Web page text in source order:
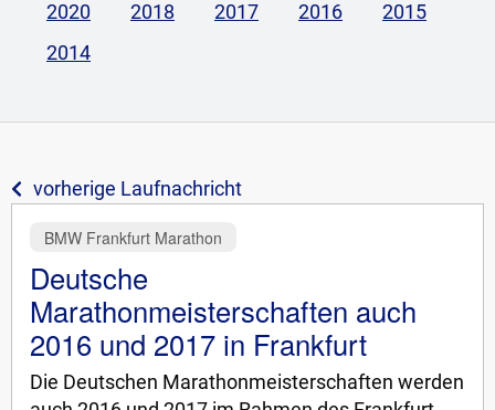
2020 2018 2017 2016
2015
2014
vorherige Laufnachricht
BMW Frankfurt Marathon
Deutsche
Marathonmeisterschaften auch
2016 und 2017 in Frankfurt
Die Deutschen Marathonmeisterschaften werden